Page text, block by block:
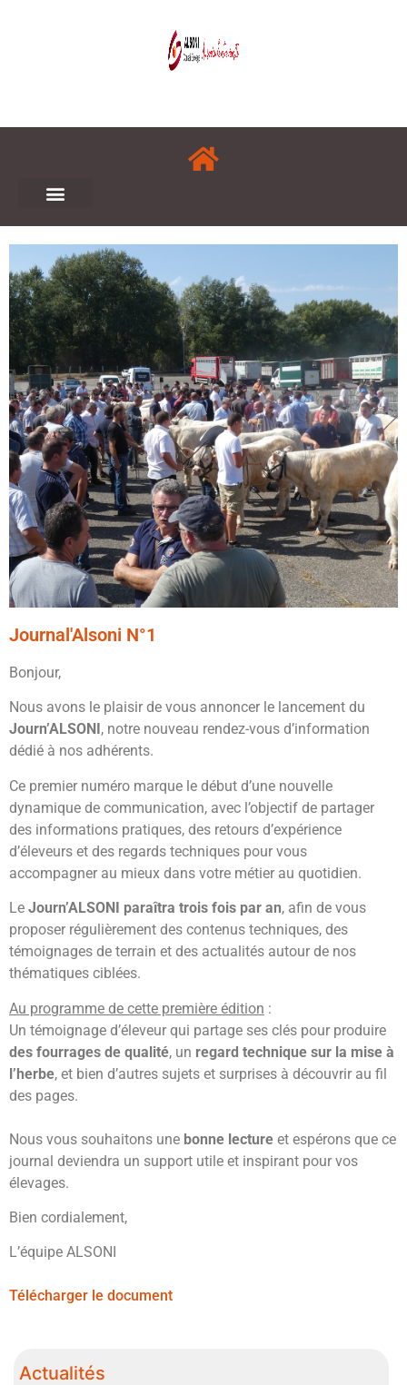
Journal'Alsoni N°1
Bonjour,
Nous avons le plaisir de vous annoncer le lancement du
Journ’ALSONI , notre nouveau rendez-vous d’information
dédié à nos adhérents.
Ce premier numéro marque le début d’une nouvelle
dynamique de communication, avec l’objectif de partager
des informations pratiques, des retours d’expérience
d’éleveurs et des regards techniques pour vous
accompagner au mieux dans votre métier au quotidien.
Le Journ’ALSONI paraîtra trois fois par an, afin de vous
proposer régulièrement des contenus techniques, des
témoignages de terrain et des actualités autour de nos
thématiques ciblées.
Au programme de cette première édition :
Un témoignage d’éleveur qui partage ses clés pour produire
des fourrages de qualité, un regard technique sur la mise à
l’herbe, et bien d’autres sujets et surprises à découvrir au fil
des pages.
Nous vous souhaitons une bonne lecture et espérons que ce
journal deviendra un support utile et inspirant pour vos
élevages.
Bien cordialement,
L’équipe ALSONI
Télécharger le document
Actualités